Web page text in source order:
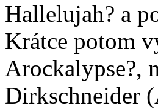
Hallelujah? a
Krátce potom
Arockalypse?,
Dirkschneider